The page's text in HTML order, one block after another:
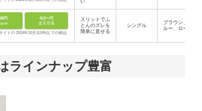
い
円
413〜円
楽天市場
イトの 2024年10月1日時点 での税込
スリットでふ
とんのズレを
簡単に直せる
シングル
ブラウン、ブ
ルー、ローズ
ラインナップ豊富